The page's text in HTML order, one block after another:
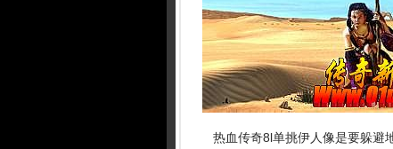
热血传奇8l单挑伊人像是要躲避